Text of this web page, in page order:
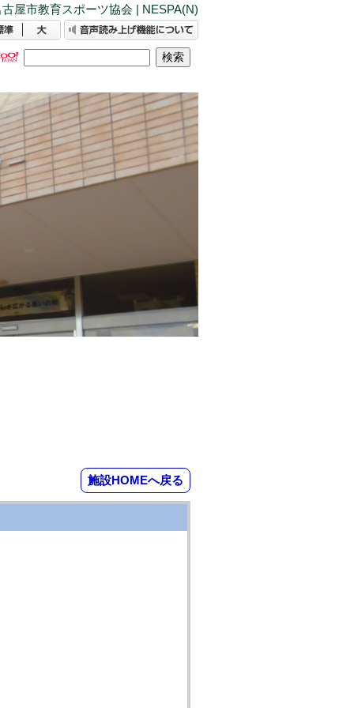
屋市教育スポーツ協会 | NESPA(N)
施設HOMEへ戻る